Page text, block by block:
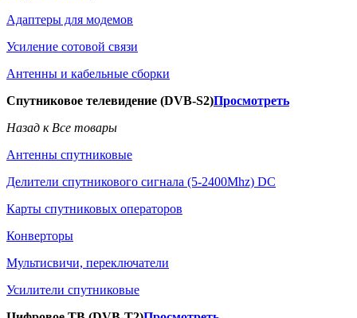
Адаптеры для модемов
Усиление сотовой связи
Антенны и кабельные сборки
Спутниковое телевидение (DVB-S2)Просмотреть
Назад к Все товары
Антенны спутниковые
Делители спутникового сигнала (5-2400Mhz) DC
Карты спутниковых операторов
Конверторы
Мультисвичи, переключатели
Усилители спутниковые